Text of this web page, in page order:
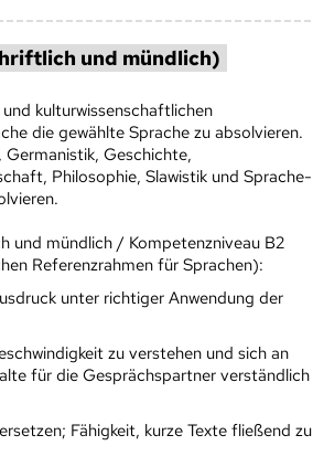
und mündlich)
kulturwissenschaftlichen
die gewählte Sprache zu absolvieren.
Geschichte,
Philosophie, Slawistik und Sprache-
und mündlich / Kompetenzniveau B2
Referenzrahmen für Sprachen):
unter richtiger Anwendung der
zu verstehen und sich an
für die Gesprächspartner verständlich
Fähigkeit, kurze Texte fließend zu